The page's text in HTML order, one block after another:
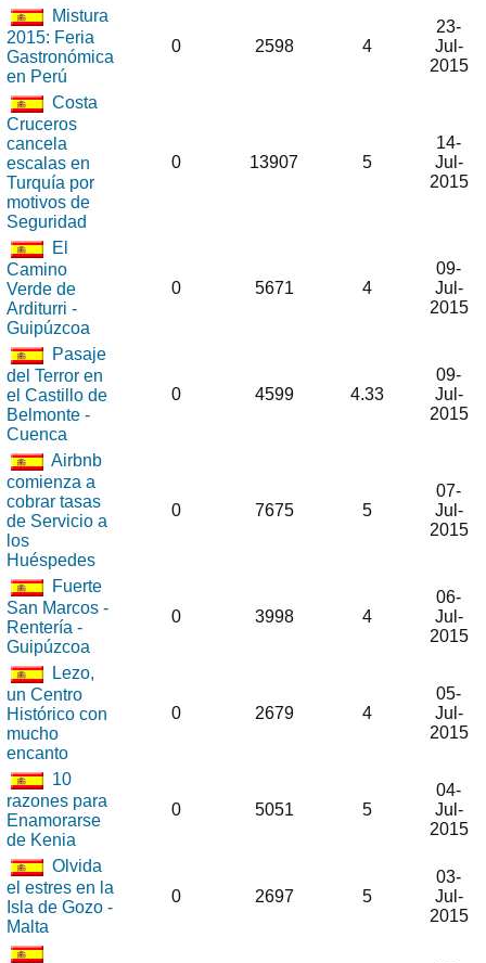
Mistura
2015: Feria
Gastronómica
en Perú
0 2598 4
23-
Jul-
2015
Costa
Cruceros
cancela
escalas en
Turquía por
motivos de
Seguridad
0 13907 5
14-
Jul-
2015
El
Camino
Verde de
Arditurri -
Guipúzcoa
0 5671 4
09-
Jul-
2015
Pasaje
del Terror en
el Castillo de
Belmonte -
Cuenca
0 4599 4.33
09-
Jul-
2015
Airbnb
comienza a
cobrar tasas
de Servicio a
los
Huéspedes
0 7675 5
07-
Jul-
2015
Fuerte
San Marcos -
Rentería -
Guipúzcoa
0 3998 4
06-
Jul-
2015
Lezo,
un Centro
Histórico con
mucho
encanto
0 2679 4
05-
Jul-
2015
10
razones para
Enamorarse
de Kenia
0 5051 5
04-
Jul-
2015
Olvida
el estres en la
Isla de Gozo -
Malta
0 2697 5
03-
Jul-
2015